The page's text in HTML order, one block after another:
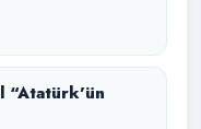
“Atatürk’ün